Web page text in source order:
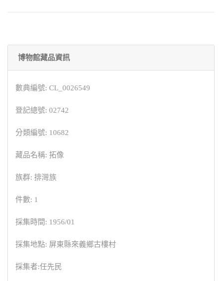
博物館藏品資訊
數典編號: CL_0026549
登記總號: 02742
分類編號: 10682
藏品名稱: 拓像
族群: 排灣族
件數: 1
採集時間: 1956/01
採集地點: 屏東縣來義鄉古樓村
採集者:任先民